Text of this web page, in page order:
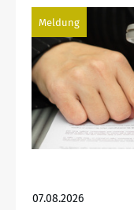
Meldung
07.08.2026